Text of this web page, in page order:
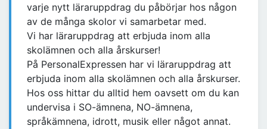
varje nytt läraruppdrag du påbörjar hos någon
av de många skolor vi samarbetar med.
Vi har läraruppdrag att erbjuda inom alla
skolämnen och alla årskurser!
På PersonalExpressen har vi läraruppdrag att
erbjuda inom alla skolämnen och alla årskurser.
Hos oss hittar du alltid hem oavsett om du kan
undervisa i SO-ämnena, NO-ämnena,
språkämnena, idrott, musik eller något annat.